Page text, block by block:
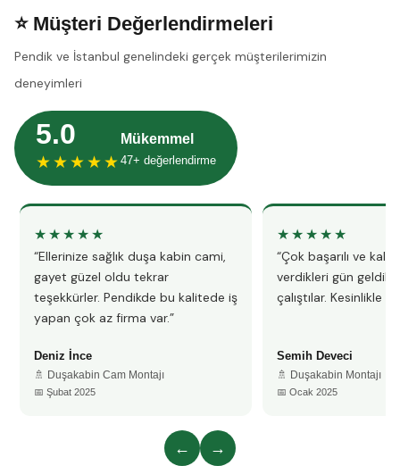
⭐ Müşteri Değerlendirmeleri
Pendik ve İstanbul genelindeki gerçek müşterilerimizin
deneyimleri
5.0
★★★★★
Mükemmel
47+ değerlendirme
★★★★★
“Ellerinize sağlık duşa kabin cami,
gayet güzel oldu tekrar
teşekkürler. Pendikde bu kalitede iş
yapan çok az firma var.”
Deniz İnce
🚿 Duşakabin Cam Montajı
📅 Şubat 2025
★★★★★
“Çok başarılı ve
verdikleri gün
çalıştılar. Kesinlikle
Semih Deveci
🚿 Duşakabin Montajı
📅 Ocak 2025
← →